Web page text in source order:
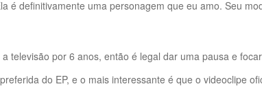
é definitivamente uma personagem que eu amo. Seu
televisão por 6 anos, então é legal dar uma pausa e
do EP, e o mais interessante é que o videoclipe